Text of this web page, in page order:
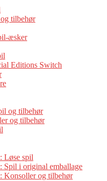
tilbehør
æsker
Editions Switch
og tilbehør
og tilbehør
Løse spil
Spil i original emballage
Konsoller og tilbehør